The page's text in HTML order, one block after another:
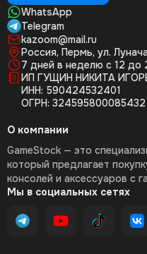
WhatsApp
Telegram
kazoom@mail.ru
Россия, Пермь, ул.
7 дней в неделю с 12 до
ИП ГУЩИН НИКИТА
ИНН: 590424532401
ОГРН: 324595800085432
О компании
GameStock — это
который предлагает
консолей и аксессуаров с
Мы в социальных сетях